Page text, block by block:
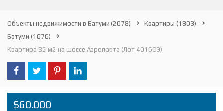
Объекты недвижимости в Батуми (2078) Квартиры (1803)
Батуми (1676)
Квартира 35 м2 на шоссе Аэропорта (Лот 4016ОЭ)
$60.000